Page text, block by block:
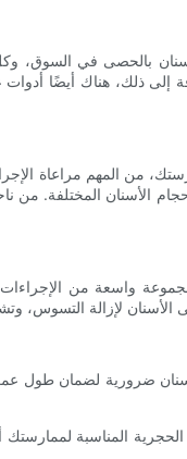
بالحصى في السوق،
إلى ذلك، هناك أيضًا
من المهم مراعاة
الأسنان المختلفة. من
واسعة من
ضرورية لضمان طول
الحجرية المناسبة